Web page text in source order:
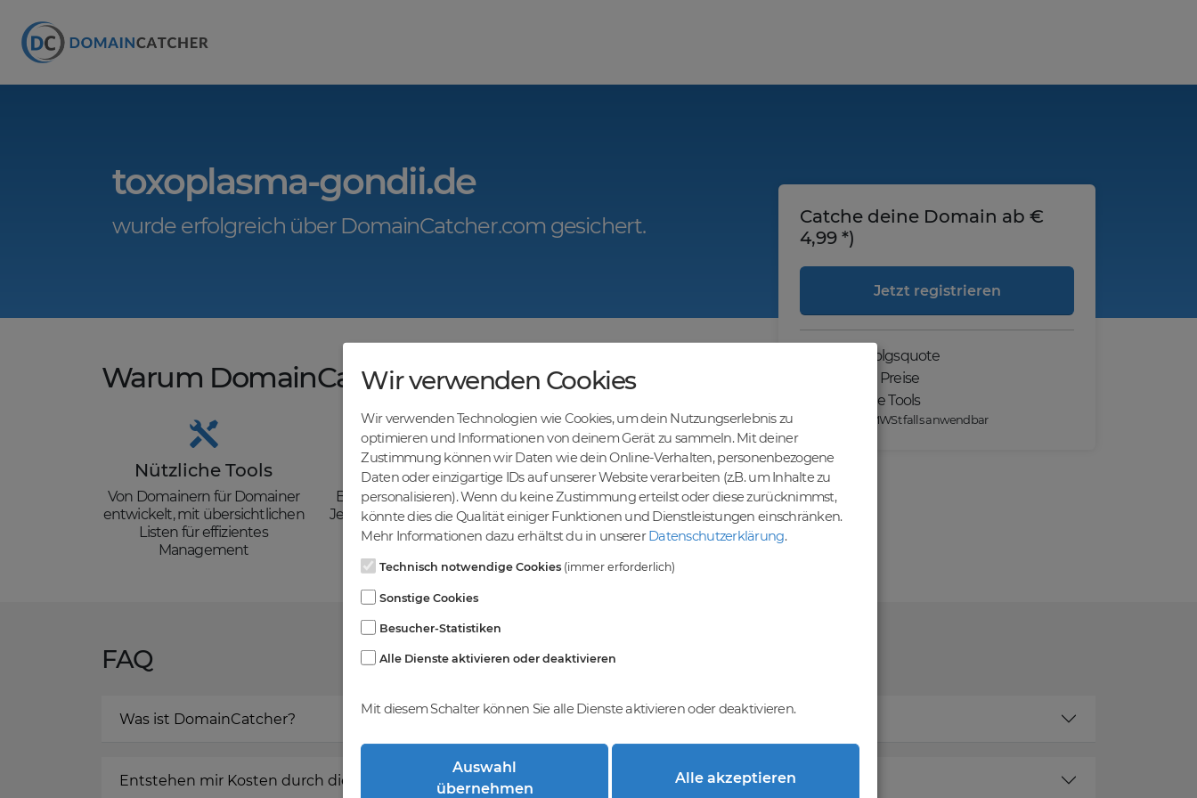
toxoplasma-gondii.de
wurde erfolgreich über DomainCatcher.com gesichert.
Warum DomainCatcher.com?
Nützliche Tools
Von Domainern für Domainer
entwickelt, mit übersichtlichen
Listen für effizientes
Management
Günstige Preise
Backorders bereits ab € 4,99.
Je nach deinem Tier-Level und
zzgl. MwSt falls anwendbar
Kein Gebotsverfahren
Einfaches System - Deine
Orders werden nach dem First-
Come-First-Serve-Prinzip
Catche deine Domain ab €
4,99 *)
Jetzt registrieren
Hohe Erfolgsquote
Günstige Preise
Praktische Tools
*) Preise exkl. MWSt falls anwendbar
FAQ
Was ist DomainCatcher?
Entstehen mir Kosten durch die Registrierung bei DomainCatcher?
Wir verwenden Cookies
Wir verwenden Technologien wie Cookies, um dein Nutzungserlebnis zu
optimieren und Informationen von deinem Gerät zu sammeln. Mit deiner
Zustimmung können wir Daten wie dein Online-Verhalten, personenbezogene
Daten oder einzigartige IDs auf unserer Website verarbeiten (z.B. um Inhalte zu
personalisieren). Wenn du keine Zustimmung erteilst oder diese zurücknimmst,
könnte dies die Qualität einiger Funktionen und Dienstleistungen einschränken.
Mehr Informationen dazu erhältst du in unsererDatenschutzerklärung.
Technisch notwendige Cookies (immer erforderlich)
Sonstige Cookies
Besucher-Statistiken
Alle Dienste aktivieren oder deaktivieren
Mit diesem Schalter können Sie alle Dienste aktivieren oder deaktivieren.
Auswahl
übernehmen
Alle akzeptieren